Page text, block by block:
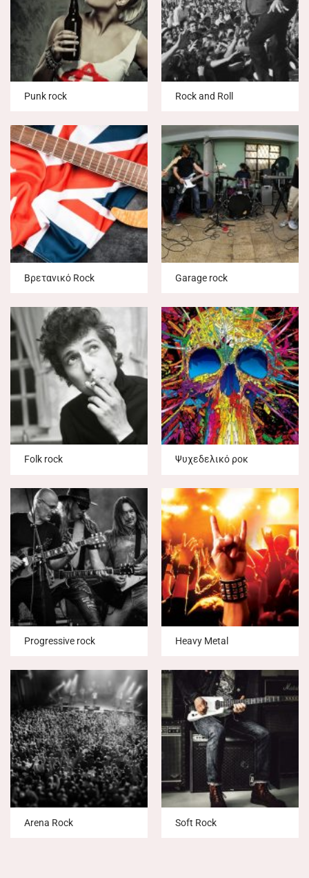
Punk rock Rock and Roll
Βρετανικό Rock Garage rock
Folk rock Ψυχεδελικό ροκ
Progressive rock Heavy Metal
Arena Rock Soft Rock